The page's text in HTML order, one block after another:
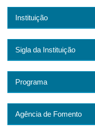
Instituição
Sigla da Instituição
Programa
Agência de Fomento